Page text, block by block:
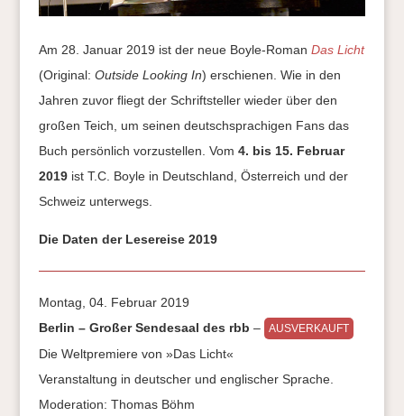
Am 28. Januar 2019 ist der neue Boyle-Roman Das Licht
(Original: Outside Looking In) erschienen. Wie in den
Jahren zuvor fliegt der Schriftsteller wieder über den
großen Teich, um seinen deutschsprachigen Fans das
Buch persönlich vorzustellen. Vom 4. bis 15. Februar
2019ist T.C. Boyle in Deutschland, Österreich und der
Schweiz unterwegs.
Die Daten der Lesereise 2019
Montag, 04. Februar 2019
Berlin – Großer Sendesaal des rbb – AUSVERKAUFT
Die Weltpremiere von »Das Licht«
Veranstaltung in deutscher und englischer Sprache.
Moderation: Thomas Böhm